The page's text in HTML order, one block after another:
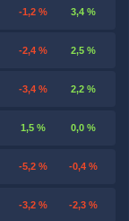
-1,2 % 3,4 %
-2,4 % 2,5 %
-3,4 % 2,2 %
1,5 % 0,0 %
-5,2 % -0,4 %
-3,2 % -2,3 %